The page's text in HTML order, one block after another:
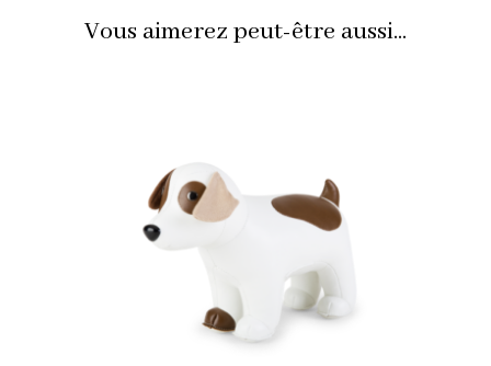
Vous aimerez peut-être aussi...